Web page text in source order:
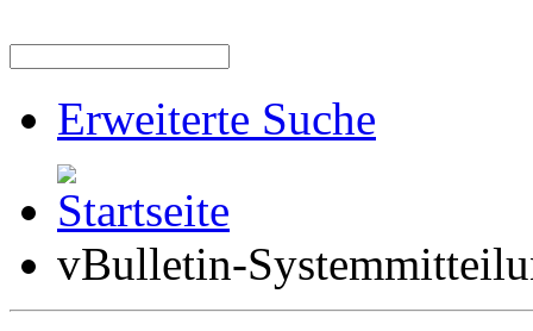
Erweiterte Suche
vBulletin-